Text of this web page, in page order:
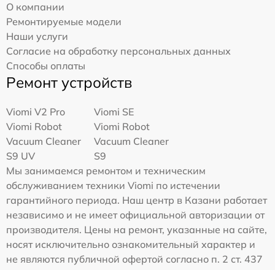
О компании
Ремонтируемые модели
Наши услуги
Согласие на обработку персональных данных
Способы оплаты
Ремонт устройств
Viomi V2 Pro
Viomi SE
Viomi Robot
Vacuum Cleaner
S9 UV
Viomi Robot
Vacuum Cleaner
S9
Мы занимаемся ремонтом и техническим
обслуживанием техники Viomi по истечении
гарантийного периода. Наш центр в Казани работает
независимо и не имеет официальной авторизации от
производителя. Цены на ремонт, указанные на сайте,
носят исключительно ознакомительный характер и
не являются публичной офертой согласно п. 2 ст. 437